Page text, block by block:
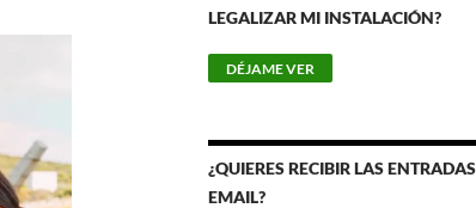
LEGALIZAR MI INSTALACIÓN?
¿QUIERES RECIBIR LAS
EMAIL?